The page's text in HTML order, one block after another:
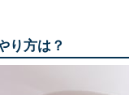
り方は？